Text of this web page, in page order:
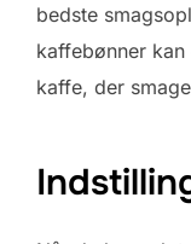
bedste
kaffebønner
kaffe, der